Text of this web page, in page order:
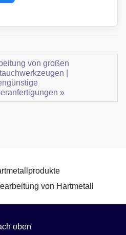
von großen
|
»
von Hartmetall
oben